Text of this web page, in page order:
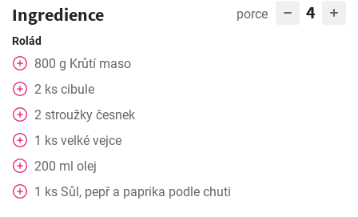
Ingredience porce 4
Rolád
800 g Krůtí maso
2 ks cibule
2 stroužky česnek
1 ks velké vejce
200 ml olej
1 ks Sůl, pepř a paprika podle chuti